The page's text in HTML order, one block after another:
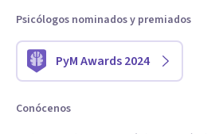
Psicólogos nominados y premiados
PyM Awards 2024
Conócenos